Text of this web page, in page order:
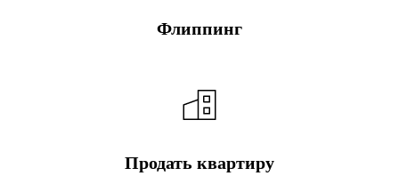
Флиппинг
Продать квартиру